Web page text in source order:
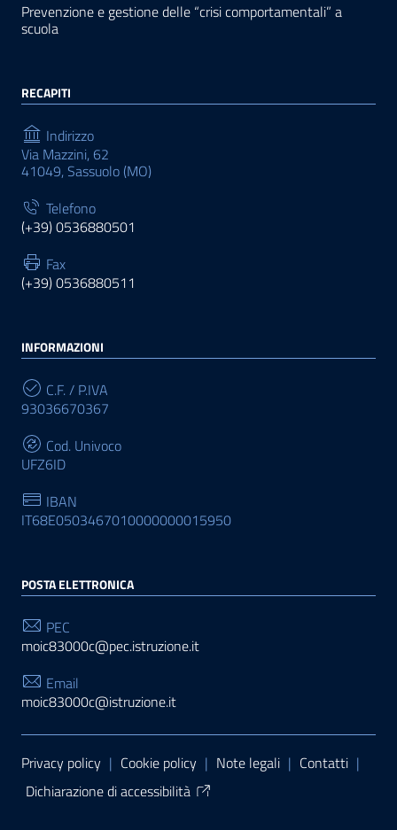
Prevenzione e gestione delle “crisi comportamentali” a
scuola
RECAPITI
Indirizzo
Via Mazzini, 62
41049, Sassuolo (MO)
Telefono
(+39) 0536880501
Fax
(+39) 0536880511
INFORMAZIONI
C.F. / P.IVA
93036670367
Cod. Univoco
UFZ6ID
IBAN
IT68E0503467010000000015950
POSTA ELETTRONICA
PEC
moic83000c@pec.istruzione.it
Email
moic83000c@istruzione.it
Sezione Link Utili
Privacy policy | Cookie policy | Note legali | Contatti |
Dichiarazione di accessibilità